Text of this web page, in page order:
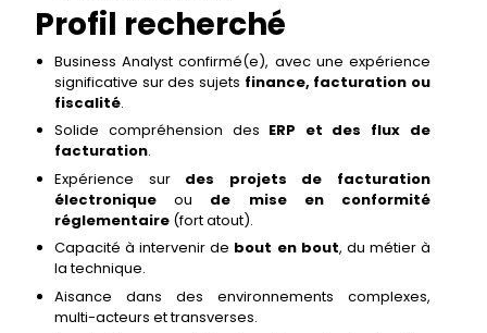
Profil recherché
Business Analyst confirmé(e), avec une expérience
significative sur des sujets finance, facturation ou
fiscalité.
Solide compréhension des ERP et des flux de
facturation.
Expérience sur des projets de facturation
électronique ou de mise en conformité
réglementaire (fort atout).
Capacité à intervenir de bout en bout, du métier à
la technique.
Aisance dans des environnements complexes,
multi-acteurs et transverses.